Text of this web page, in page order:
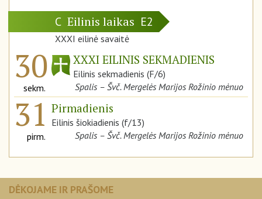
C Eilinis laikas E2
XXXI eilinė savaitė
30
sekm.
XXXI EILINIS SEKMADIENIS
Eilinis sekmadienis (F/6)
Spalis – Švč. Mergelės Marijos Rožinio mėnuo
31
pirm.
Pirmadienis
Eilinis šiokiadienis (f/13)
Spalis – Švč. Mergelės Marijos Rožinio mėnuo
DĖKOJAME IR PRAŠOME